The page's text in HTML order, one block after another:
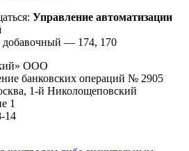
Управление автоматизации
добавочный — 174, 170
ООО
банковских операций № 2905
1-й Николощеповский
1
14